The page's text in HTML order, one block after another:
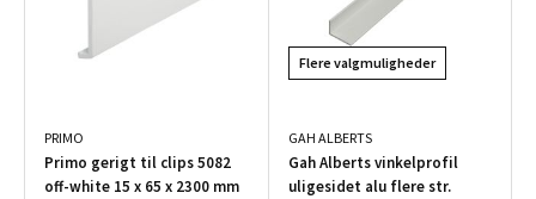
PRIMO
Primo gerigt til clips 5082
off-white 15 x 65 x 2300 mm
Flere valgmuligheder
GAH ALBERTS
Gah Alberts vinkelprofil
uligesidet alu flere str.